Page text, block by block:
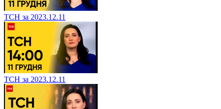
ТСН за 2023.12.11
ТСН за 2023.12.11